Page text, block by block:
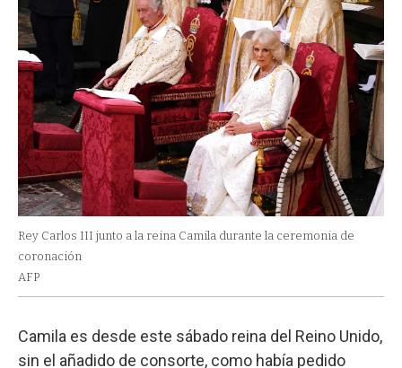
Rey Carlos III junto a la reina Camila durante la ceremonia de
coronación
AFP
Camila es desde este sábado reina del Reino Unido,
sin el añadido de consorte, como había pedido